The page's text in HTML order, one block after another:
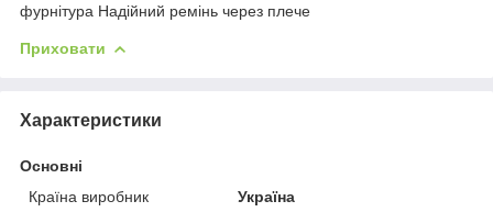
фурнітура Надійний ремінь через плече
Приховати
Характеристики
Основні
Країна виробник
Україна